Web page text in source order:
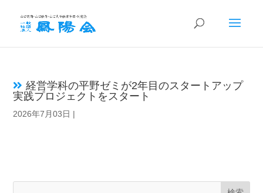
経営学科の平野ゼミが2年目のスタートアップ
実践プロジェクトをスタート
2026年7月03日 |